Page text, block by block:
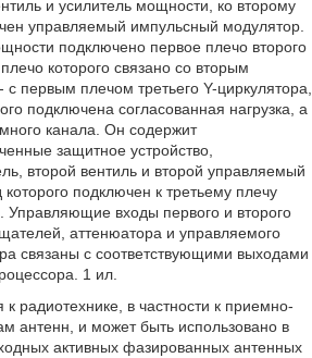
и усилитель мощности, ко второму
управляемый импульсный модулятор.
подключено первое плечо второго
которого связано со вторым
с первым плечом третьего Y-циркулятора,
подключена согласованная нагрузка, а
канала. Он содержит
защитное устройство,
второй вентиль и второй управляемый
подключен к третьему плечу
Управляющие входы первого и второго
аттенюатора и управляемого
связаны с соответствующими выходами
1 ил.
к радиотехнике, в частности к приемно-
антенн, и может быть использовано в
активных фазированных антенных